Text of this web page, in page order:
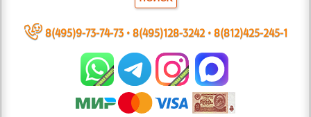
~ 8(495)9-73-74-73•8(495)128-3242•8(812)425-245-1